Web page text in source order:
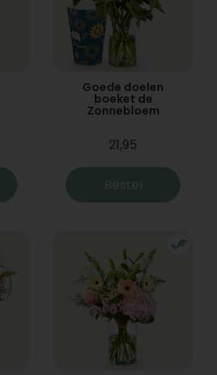
Goede doelen
boeket de
Zonnebloem
21,95
Bestel